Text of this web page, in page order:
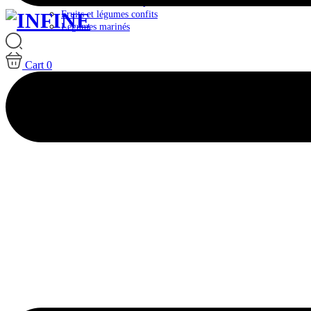
Fruits et légumes confits
Légumes marinés
Cart 0